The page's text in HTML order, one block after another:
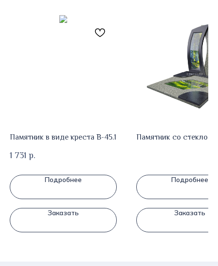
Памятник в виде креста В-45.1
1 731 р.
Подробнее
Заказать
Памятник со стеклом
Подробнее
Заказать